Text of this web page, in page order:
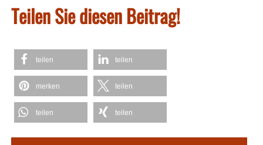
Teilen Sie diesen Beitrag!
teilen teilen
merken teilen
teilen teilen